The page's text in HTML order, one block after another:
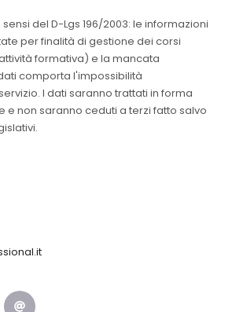
del D-Lgs 196/2003: le informazioni
per finalità di gestione dei corsi
formativa) e la mancata
comporta l'impossibilità
I dati saranno trattati in forma
non saranno ceduti a terzi fatto salvo